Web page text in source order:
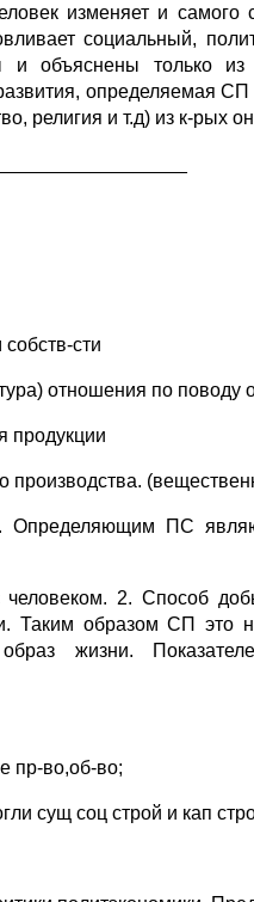
изменяет и
социальный,
объяснены только из
определяемая
религия и т.д) из к-рых
сти
отношения по поводу
продукции
производства.
Определяющим ПС
2. Способ
Таким образом СП это
жизни.
пр-во,об-во;
сущ соц строй и кап